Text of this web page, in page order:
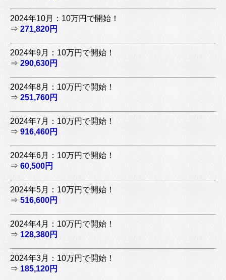
2024年10月：10万円で開始！
⇒ 271,820円
2024年9月：10万円で開始！
⇒ 290,630円
2024年8月：10万円で開始！
⇒ 251,760円
2024年7月：10万円で開始！
⇒ 916,460円
2024年6月：10万円で開始！
⇒ 60,500円
2024年5月：10万円で開始！
⇒ 516,600円
2024年4月：10万円で開始！
⇒ 128,380円
2024年3月：10万円で開始！
⇒ 185,120円